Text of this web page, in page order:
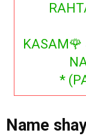
KASAM🌹
*
Name